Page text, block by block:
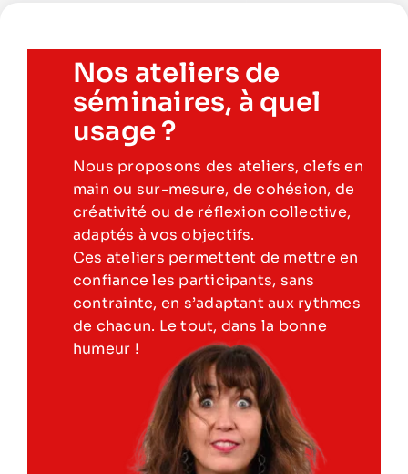
Nos ateliers de
séminaires, à quel
usage ?
Nous proposons des ateliers, clefs en
main ou sur-mesure, de cohésion, de
créativité ou de réflexion collective,
adaptés à vos objectifs.
Ces ateliers permettent de mettre en
confiance les participants, sans
contrainte, en s’adaptant aux rythmes
de chacun. Le tout, dans la bonne
humeur !